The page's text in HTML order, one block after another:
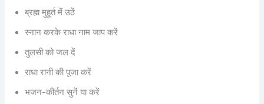
ब्रह्म मुहूर्त में उठें
स्नान करके राधा नाम जाप करें
तुलसी को जल दें
राधा रानी की पूजा करें
भजन-कीर्तन सुनें या करें